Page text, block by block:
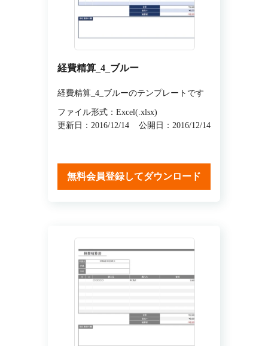
経費精算_4_ブルー
経費精算_4_ブルーのテンプレートです
ファイル形式：Excel(.xlsx)
更新日：2016/12/14
公開日：2016/12/14
無料会員登録してダウンロード